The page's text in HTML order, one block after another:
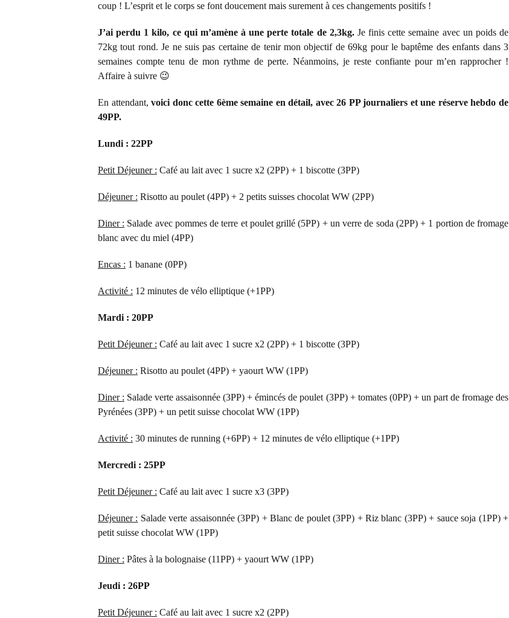
coup ! L’esprit et le corps se font doucement mais surement à ces changements positifs !
J’ai perdu 1 kilo, ce qui m’amène à une perte totale de 2,3kg.Je finis cette semaine avec un poids de
72kg tout rond. Je ne suis pas certaine de tenir mon objectif de 69kg pour le baptême des enfants dans 3
semaines compte tenu de mon rythme de perte. Néanmoins, je reste confiante pour m’en rapprocher !
Affaire à suivre 😉
En attendant,voici donc cette 6ème semaine en détail, avec 26 PP journaliers et une réserve hebdo de
49PP.
Lundi : 22PP
Petit Déjeuner : Café au lait avec 1 sucre x2 (2PP) + 1 biscotte (3PP)
Déjeuner : Risotto au poulet (4PP) + 2 petits suisses chocolat WW (2PP)
Diner : Salade avec pommes de terre et poulet grillé (5PP) + un verre de soda (2PP) + 1 portion de fromage
blanc avec du miel (4PP)
Encas : 1 banane (0PP)
Activité : 12 minutes de vélo elliptique (+1PP)
Mardi : 20PP
Petit Déjeuner : Café au lait avec 1 sucre x2 (2PP) + 1 biscotte (3PP)
Déjeuner : Risotto au poulet (4PP) + yaourt WW (1PP)
Diner : Salade verte assaisonnée (3PP) + émincés de poulet (3PP) + tomates (0PP) + un part de fromage des
Pyrénées (3PP) + un petit suisse chocolat WW (1PP)
Activité : 30 minutes de running (+6PP) + 12 minutes de vélo elliptique (+1PP)
Mercredi : 25PP
Petit Déjeuner : Café au lait avec 1 sucre x3 (3PP)
Déjeuner : Salade verte assaisonnée (3PP) + Blanc de poulet (3PP) + Riz blanc (3PP) + sauce soja (1PP) +
petit suisse chocolat WW (1PP)
Diner : Pâtes à la bolognaise (11PP) + yaourt WW (1PP)
Jeudi : 26PP
Petit Déjeuner : Café au lait avec 1 sucre x2 (2PP)